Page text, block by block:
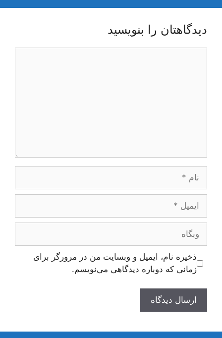
دیدگاهتان را بنویسید
ایمیل
وبگاه
ذخیره نام، ایمیل و وبسایت من در مرورگر برای
زمانی که دوباره دیدگاهی می‌نویسم.